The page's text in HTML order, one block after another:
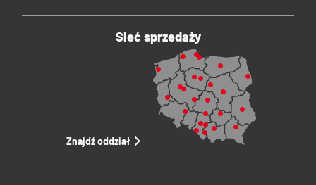
Sieć sprzedaży
Znajdź oddział